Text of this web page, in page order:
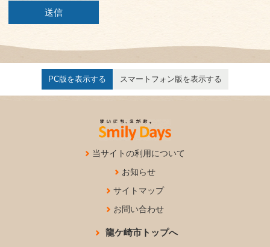
PC版を表示する スマートフォン版を表示する
当サイトの利用について
お知らせ
サイトマップ
お問い合わせ
龍ケ崎市トップへ